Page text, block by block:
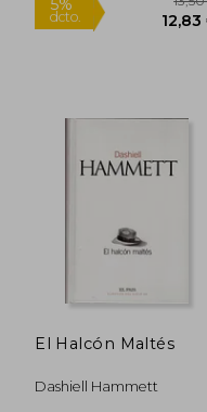
5%
El Halcón Maltés
Dashiell Hammett